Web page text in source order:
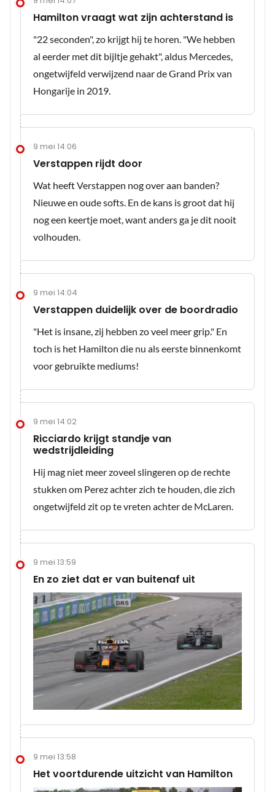
Hamilton vraagt wat zijn achterstand is
"22 seconden", zo krijgt hij te horen. "We hebben
al eerder met dit bijltje gehakt", aldus Mercedes,
ongetwijfeld verwijzend naar de Grand Prix van
Hongarije in 2019.
9 mei 14:06
Verstappen rijdt door
Wat heeft Verstappen nog over aan banden?
Nieuwe en oude softs. En de kans is groot dat hij
nog een keertje moet, want anders ga je dit nooit
volhouden.
9 mei 14:04
Verstappen duidelijk over de boordradio
"Het is insane, zij hebben zo veel meer grip." En
toch is het Hamilton die nu als eerste binnenkomt
voor gebruikte mediums!
9 mei 14:02
Ricciardo krijgt standje van
wedstrijdleiding
Hij mag niet meer zoveel slingeren op de rechte
stukken om Perez achter zich te houden, die zich
ongetwijfeld zit op te vreten achter de McLaren.
9 mei 13:59
En zo ziet dat er van buitenaf uit
9 mei 13:58
Het voortdurende uitzicht van Hamilton